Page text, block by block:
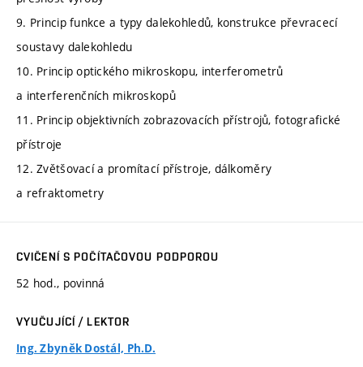
9. Princip funkce a typy dalekohledů, konstrukce převracecí
soustavy dalekohledu
10. Princip optického mikroskopu, interferometrů
a interferenčních mikroskopů
11. Princip objektivních zobrazovacích přístrojů, fotografické
přístroje
12. Zvětšovací a promítací přístroje, dálkoměry
a refraktometry
CVIČENÍ S POČÍTAČOVOU PODPOROU
52 hod., povinná
VYUČUJÍCÍ / LEKTOR
Ing. Zbyněk Dostál, Ph.D.